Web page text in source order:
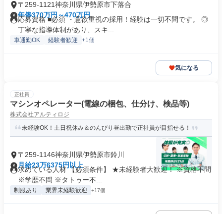
〒259-1121神奈川県伊勢原市下落合
年俸370万円～470万円
応募資格 ■必須 ・意欲重視の採用！経験は一切不問です。 ◎
丁寧な指導体制があり、スキ...
車通勤OK 経験者歓迎 +1個
気になる
正社員
マシンオペレーター(電線の梱包、仕分け、検品等)
株式会社アルティロジ
未経験OK！土日祝休み＆のんびり昼出勤で正社員が目指せる！
〒259-1146神奈川県伊勢原市鈴川
月給23万6375円以上
求めている人材 【必須条件】 ★未経験者大歓迎！ ※資格不問
※学歴不問 ※タトゥー不...
制服あり 業界未経験歓迎 +17個